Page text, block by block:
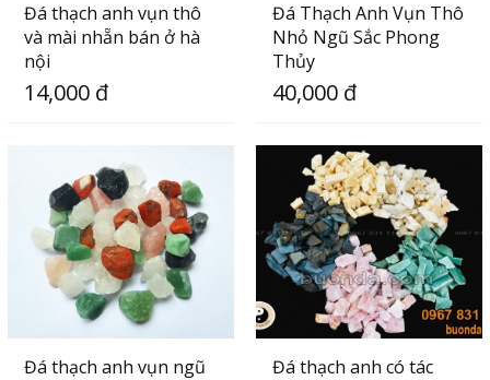
Đá thạch anh vụn thô
và mài nhẵn bán ở hà
nội
14,000 đ
Đá Thạch Anh Vụn Thô
Nhỏ Ngũ Sắc Phong
Thủy
40,000 đ
Đá thạch anh vụn ngũ
Đá thạch anh có tác